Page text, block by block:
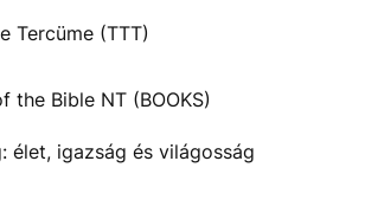
Tercüme (TTT)
the Bible NT (BOOKS)
élet, igazság és világosság